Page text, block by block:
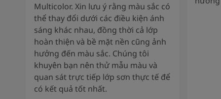
Multicolor. Xin lưu ý rằng màu sắc có
thể thay đổi dưới các điều kiện ánh
sáng khác nhau, đồng thời cả lớp
hoàn thiện và bề mặt nền cũng ảnh
hưởng đến màu sắc. Chúng tôi
khuyên bạn nên thử mẫu màu và
quan sát trực tiếp lớp sơn thực tế để
có kết quả tốt nhất.